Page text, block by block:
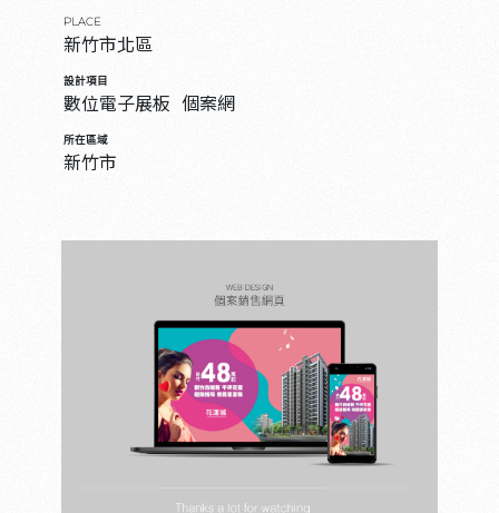
PLACE
新竹市北區
設計項目
數位電子展板 個案網
所在區域
新竹市